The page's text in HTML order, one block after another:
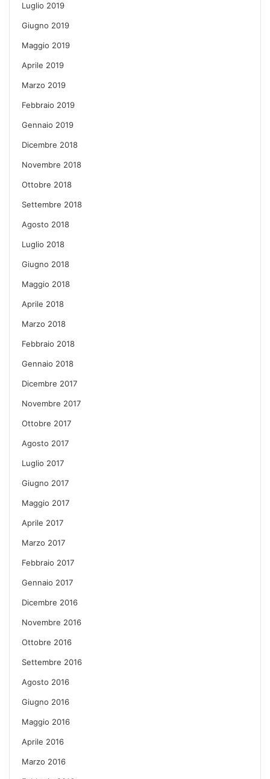
Luglio 2019
Giugno 2019
Maggio 2019
Aprile 2019
Marzo 2019
Febbraio 2019
Gennaio 2019
Dicembre 2018
Novembre 2018
Ottobre 2018
Settembre 2018
Agosto 2018
Luglio 2018
Giugno 2018
Maggio 2018
Aprile 2018
Marzo 2018
Febbraio 2018
Gennaio 2018
Dicembre 2017
Novembre 2017
Ottobre 2017
Agosto 2017
Luglio 2017
Giugno 2017
Maggio 2017
Aprile 2017
Marzo 2017
Febbraio 2017
Gennaio 2017
Dicembre 2016
Novembre 2016
Ottobre 2016
Settembre 2016
Agosto 2016
Giugno 2016
Maggio 2016
Aprile 2016
Marzo 2016